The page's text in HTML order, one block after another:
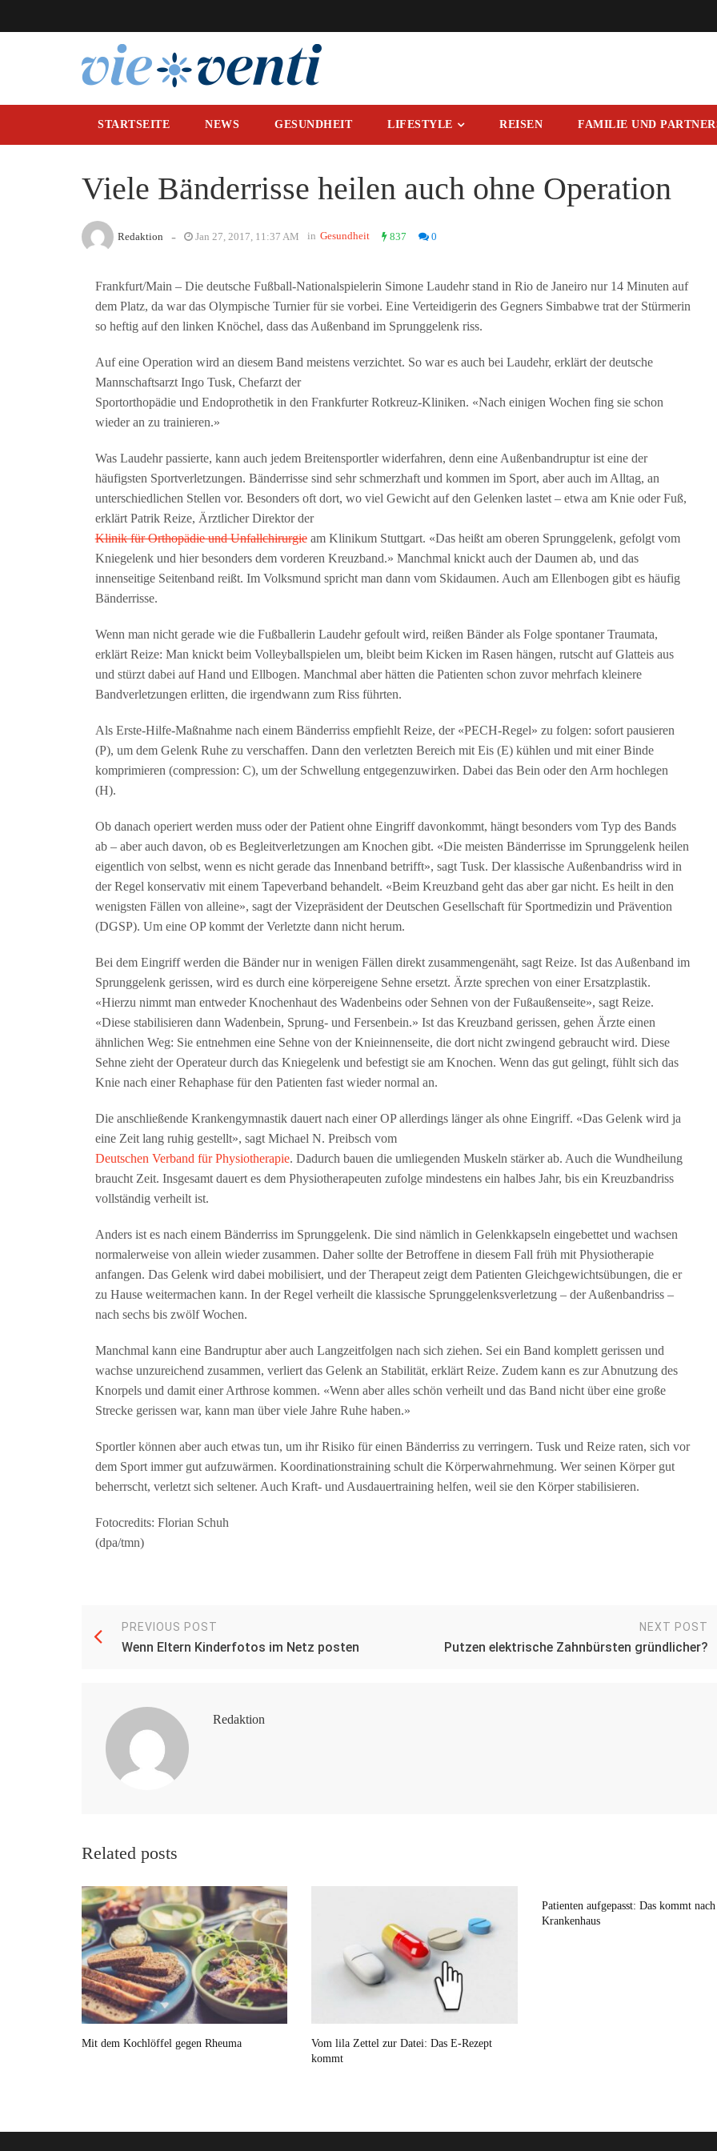
STARTSEITE NEWS GESUNDHEIT LIFESTYLE REISEN FAMILIE UND
Viele Bänderrisse heilen auch ohne Operation
Redaktion - Jan 27, 2017, 11:37 AM in Gesundheit 837 0
Frankfurt/Main – Die deutsche Fußball-Nationalspielerin Simone Laudehr stand in Rio de Janeiro nur 14 Minuten auf
dem Platz, da war das Olympische Turnier für sie vorbei. Eine Verteidigerin des Gegners Simbabwe trat der Stürmerin
so heftig auf den linken Knöchel, dass das Außenband im Sprunggelenk riss.
Auf eine Operation wird an diesem Band meistens verzichtet. So war es auch bei Laudehr, erklärt der deutsche
Mannschaftsarzt Ingo Tusk, Chefarzt der
Sportorthopädie und Endoprothetik in den Frankfurter Rotkreuz-Kliniken. «Nach einigen Wochen fing sie schon
wieder an zu trainieren.»
Was Laudehr passierte, kann auch jedem Breitensportler widerfahren, denn eine Außenbandruptur ist eine der
häufigsten Sportverletzungen. Bänderrisse sind sehr schmerzhaft und kommen im Sport, aber auch im Alltag, an
unterschiedlichen Stellen vor. Besonders oft dort, wo viel Gewicht auf den Gelenken lastet – etwa am Knie oder Fuß,
erklärt Patrik Reize, Ärztlicher Direktor der
Klinik für Orthopädie und Unfallchirurgieam Klinikum Stuttgart. «Das heißt am oberen Sprunggelenk, gefolgt vom
Kniegelenk und hier besonders dem vorderen Kreuzband.» Manchmal knickt auch der Daumen ab, und das
innenseitige Seitenband reißt. Im Volksmund spricht man dann vom Skidaumen. Auch am Ellenbogen gibt es häufig
Bänderrisse.
Wenn man nicht gerade wie die Fußballerin Laudehr gefoult wird, reißen Bänder als Folge spontaner Traumata,
erklärt Reize: Man knickt beim Volleyballspielen um, bleibt beim Kicken im Rasen hängen, rutscht auf Glatteis aus
und stürzt dabei auf Hand und Ellbogen. Manchmal aber hätten die Patienten schon zuvor mehrfach kleinere
Bandverletzungen erlitten, die irgendwann zum Riss führten.
Als Erste-Hilfe-Maßnahme nach einem Bänderriss empfiehlt Reize, der «PECH-Regel» zu folgen: sofort pausieren
(P), um dem Gelenk Ruhe zu verschaffen. Dann den verletzten Bereich mit Eis (E) kühlen und mit einer Binde
komprimieren (compression: C), um der Schwellung entgegenzuwirken. Dabei das Bein oder den Arm hochlegen
(H).
Ob danach operiert werden muss oder der Patient ohne Eingriff davonkommt, hängt besonders vom Typ des Bands
ab – aber auch davon, ob es Begleitverletzungen am Knochen gibt. «Die meisten Bänderrisse im Sprunggelenk heilen
eigentlich von selbst, wenn es nicht gerade das Innenband betrifft», sagt Tusk. Der klassische Außenbandriss wird in
der Regel konservativ mit einem Tapeverband behandelt. «Beim Kreuzband geht das aber gar nicht. Es heilt in den
wenigsten Fällen von alleine», sagt der Vizepräsident der Deutschen Gesellschaft für Sportmedizin und Prävention
(DGSP). Um eine OP kommt der Verletzte dann nicht herum.
Bei dem Eingriff werden die Bänder nur in wenigen Fällen direkt zusammengenäht, sagt Reize. Ist das Außenband im
Sprunggelenk gerissen, wird es durch eine körpereigene Sehne ersetzt. Ärzte sprechen von einer Ersatzplastik.
«Hierzu nimmt man entweder Knochenhaut des Wadenbeins oder Sehnen von der Fußaußenseite», sagt Reize.
«Diese stabilisieren dann Wadenbein, Sprung- und Fersenbein.» Ist das Kreuzband gerissen, gehen Ärzte einen
ähnlichen Weg: Sie entnehmen eine Sehne von der Knieinnenseite, die dort nicht zwingend gebraucht wird. Diese
Sehne zieht der Operateur durch das Kniegelenk und befestigt sie am Knochen. Wenn das gut gelingt, fühlt sich das
Knie nach einer Rehaphase für den Patienten fast wieder normal an.
Die anschließende Krankengymnastik dauert nach einer OP allerdings länger als ohne Eingriff. «Das Gelenk wird ja
eine Zeit lang ruhig gestellt», sagt Michael N. Preibsch vom
Deutschen Verband für Physiotherapie. Dadurch bauen die umliegenden Muskeln stärker ab. Auch die Wundheilung
braucht Zeit. Insgesamt dauert es dem Physiotherapeuten zufolge mindestens ein halbes Jahr, bis ein Kreuzbandriss
vollständig verheilt ist.
Anders ist es nach einem Bänderriss im Sprunggelenk. Die sind nämlich in Gelenkkapseln eingebettet und wachsen
normalerweise von allein wieder zusammen. Daher sollte der Betroffene in diesem Fall früh mit Physiotherapie
anfangen. Das Gelenk wird dabei mobilisiert, und der Therapeut zeigt dem Patienten Gleichgewichtsübungen, die er
zu Hause weitermachen kann. In der Regel verheilt die klassische Sprunggelenksverletzung – der Außenbandriss –
nach sechs bis zwölf Wochen.
Manchmal kann eine Bandruptur aber auch Langzeitfolgen nach sich ziehen. Sei ein Band komplett gerissen und
wachse unzureichend zusammen, verliert das Gelenk an Stabilität, erklärt Reize. Zudem kann es zur Abnutzung des
Knorpels und damit einer Arthrose kommen. «Wenn aber alles schön verheilt und das Band nicht über eine große
Strecke gerissen war, kann man über viele Jahre Ruhe haben.»
Sportler können aber auch etwas tun, um ihr Risiko für einen Bänderriss zu verringern. Tusk und Reize raten, sich vor
dem Sport immer gut aufzuwärmen. Koordinationstraining schult die Körperwahrnehmung. Wer seinen Körper gut
beherrscht, verletzt sich seltener. Auch Kraft- und Ausdauertraining helfen, weil sie den Körper stabilisieren.
Fotocredits: Florian Schuh
(dpa/tmn)
PREVIOUS POST
Wenn Eltern Kinderfotos im Netz posten
NEXT POST
Putzen elektrische Zahnbürsten gründlicher?
Redaktion
Related posts
Mit dem Kochlöffel gegen Rheuma
Vom lila Zettel zur Datei: Das E-Rezept
kommt
Patienten aufgepasst: Das kommt
Krankenhaus